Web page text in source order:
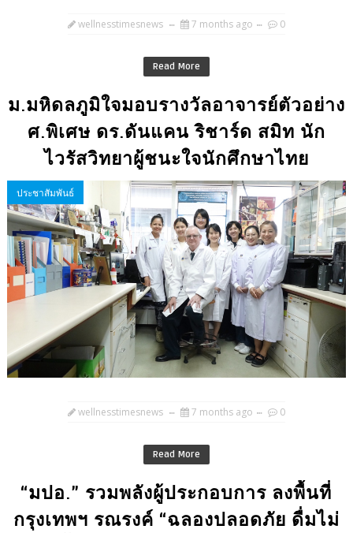
wellnesstimesnews 7 months ago 0
Read More
ม.มหิดลภูมิใจมอบรางวัลอาจารย์ตัวอย่าง
ศ.พิเศษ ดร.ดันแคน ริชาร์ด สมิท นัก
ไวรัสวิทยาผู้ชนะใจนักศึกษาไทย
ประชาสัมพันธ์
wellnesstimesnews 7 months ago 0
Read More
“มปอ.” รวมพลังผู้ประกอบการ ลงพื้นที่
กรุงเทพฯ รณรงค์ “ฉลองปลอดภัย ดื่มไม่